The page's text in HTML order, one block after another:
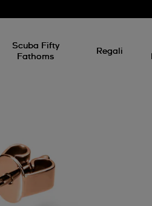
Scuba Fifty
Fathoms
Regali